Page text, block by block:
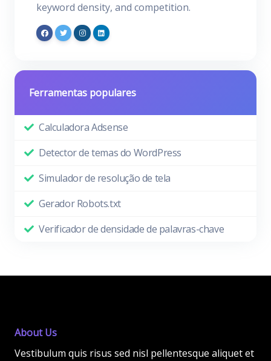
keyword density, and competition.
Ferramentas populares
Calculadora Adsense
Detector de temas do WordPress
Simulador de resolução de tela
Gerador Robots.txt
Verificador de densidade de palavras-chave
About Us
Vestibulum quis risus sed nisl pellentesque aliquet et